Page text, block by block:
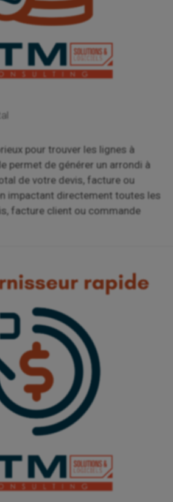
pour trouver les lignes à
permet de générer un arrondi à
de votre devis, facture ou
impactant directement toutes les
facture client ou commande